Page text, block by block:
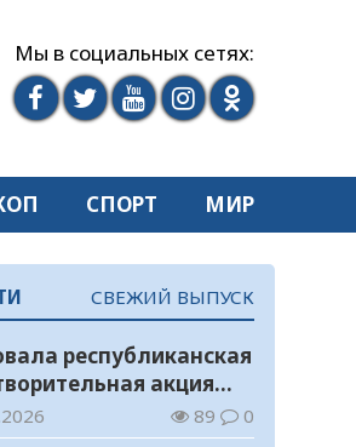
Мы в социальных сетях:
СПОРТ МИР
СВЕЖИЙ ВЫПУСК
республиканская
акция
в школу»
89 0